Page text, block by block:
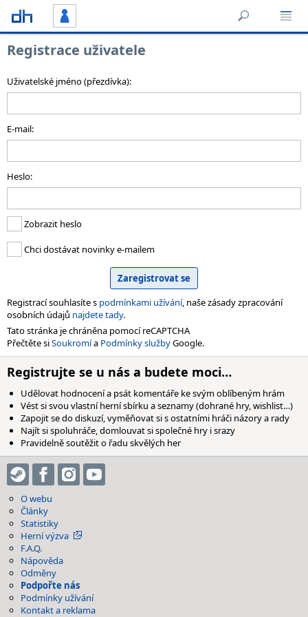
Registrace uživatele
Uživatelské jméno (přezdívka):
E-mail:
Heslo:
Zobrazit heslo
Chci dostávat novinky e-mailem
Registrací souhlasíte s podmínkami užívání, naše zásady zpracování
osobních údajů najdete tady.
Tato stránka je chráněna pomocí reCAPTCHA
Přečtěte siSoukromía Podmínky službyGoogle.
Registrujte se u nás a budete moci…
Udělovat hodnocení a psát komentáře ke svým oblíbeným hrám
Vést si svou vlastní herní sbírku a seznamy (dohrané hry, wishlist…)
Zapojit se do diskuzí, vyměňovat si s ostatními hráči názory a rady
Najít si spoluhráče, domlouvat si společné hry i srazy
Pravidelně soutěžit o řadu skvělých her
O webu
Články
Statistiky
Herní výzva
F.A.Q.
Nápověda
Odměny
Podpořte nás
Podmínky užívání
Kontakt a reklama